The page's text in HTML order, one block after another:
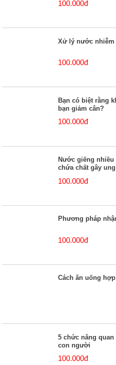
100.000đ
Xử lý nước nhiễm
100.000đ
Bạn có biệt rằng
bạn giảm cân?
100.000đ
Nước giếng
chứa chất gây
100.000đ
Phương pháp
100.000đ
Cách ăn uống
5 chức năng
con người
100.000đ